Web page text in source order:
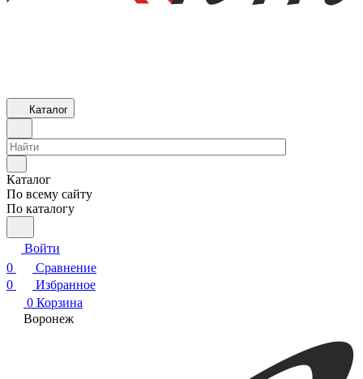
Каталог
Каталог
По всему сайту
По каталогу
Войти
0
Сравнение
0
Избранное
0 Корзина
Воронеж